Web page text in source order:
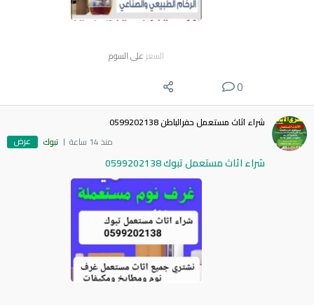
السعر على السوم
0
شراء اثاث مستعمل حفرالباطن 0599202138
منذ 14 ساعة
تبوك عرض
شراء اثاث مستعمل تبوك 0599202138